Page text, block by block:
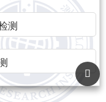
测